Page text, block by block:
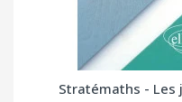
Stratémaths - Les